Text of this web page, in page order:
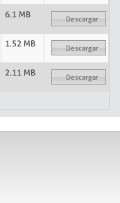
6.1 MB Descargar
1.52 MB Descargar
2.11 MB Descargar